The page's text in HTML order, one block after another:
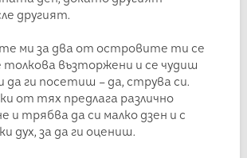
другият.
ми за два от островите ти се
възторжени и се чудиш
да ги посетиш – да, струва си.
от тях предлага различно
и трябва да си малко дзен и с
дух, за да ги оцениш.